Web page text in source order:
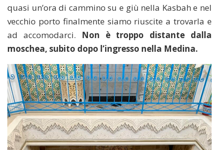
quasi un’ora di cammino su e giù nella Kasbah e nel
vecchio porto finalmente siamo riuscite a trovarla e
ad accomodarci. Non è troppo distante dalla
moschea, subito dopo l’ingresso nella Medina.